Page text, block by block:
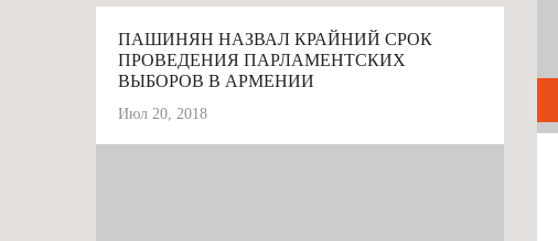
ПАШИНЯН НАЗВАЛ КРАЙНИЙ СРОК
ПРОВЕДЕНИЯ ПАРЛАМЕНТСКИХ
ВЫБОРОВ В АРМЕНИИ
Июл 20, 2018